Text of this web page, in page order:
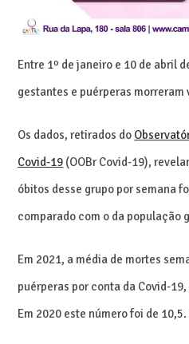
Entre 1º de janeiro e 10 de abril
gestantes e puérperas morreram
Os dados, retirados do
Covid-19 (OOBr Covid-19),
óbitos desse grupo por semana
comparado com o da população
Em 2021, a média de mortes
puérperas por conta da Covid-
Em 2020 este número foi de